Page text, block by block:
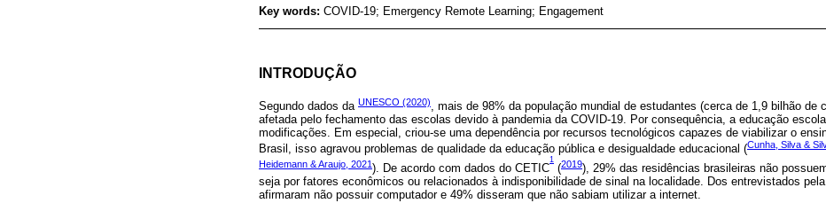
Key words: COVID-19; Emergency Remote Learning; Engagement
INTRODUÇÃO
Segundo dados da UNESCO (2020), mais de 98% da população mundial de estudantes (cerca de 1,9 bilhão de
afetada pelo fechamento das escolas devido à pandemia da COVID-19. Por consequência, a educação
modificações. Em especial, criou-se uma dependência por recursos tecnológicos capazes de viabilizar o
Brasil, isso agravou problemas de qualidade da educação pública e desigualdade educacional (Cunha, Silva &
Heidemann & Araujo, 2021). De acordo com dados do CETIC
1
(2019), 29% das residências brasileiras não
seja por fatores econômicos ou relacionados à indisponibilidade de sinal na localidade. Dos entrevistados
afirmaram não possuir computador e 49% disseram que não sabiam utilizar a internet.